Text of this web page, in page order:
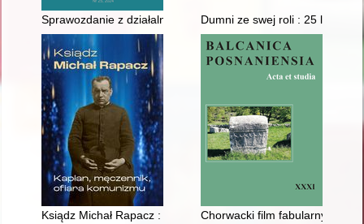
Sprawozdanie z działalności MuzeumDumni ze swej roli : 25 lat
Ksiądz Michał Rapacz : kapłan, męczennik, ofiara komunizmu
Chorwacki film fabularny jako